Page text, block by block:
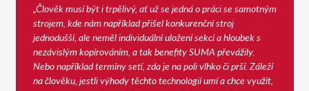
„Člověk musí být i trpělivý, ať už se jedná o práci se samotným
strojem, kde nám například přišel konkurenční stroj
jednodušší, ale neměl individuální uložení sekcí a hloubek s
nezávislým kopírováním, a tak benefity SUMA převážily.
Nebo například termíny setí, zda je na poli vlhko či prší. Záleží
na člověku, jestli výhody těchto technologií umí a chce využít,